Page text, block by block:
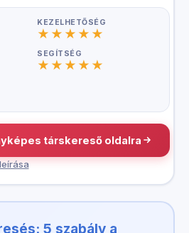
KEZELHETŐSÉG
SEGÍTSÉG
társkereső oldalra
5 szabály a